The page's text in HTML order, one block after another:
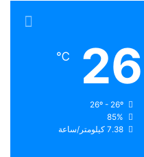
26
℃
26º - 26º
85%
7.38 كيلومتر/ساعة